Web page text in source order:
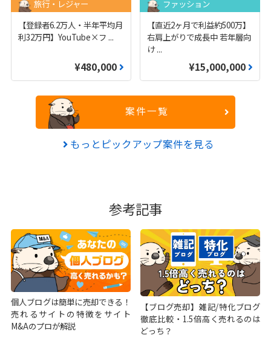
旅行・レジャー
【登録者6.2万人・半年平均月
利32万円】YouTube×フ ...
¥480,000
ファッション
【直近2ヶ月で利益約500万】
右肩上がりで成長中 若年層向
け...
¥15,000,000
案件一覧
もっとピックアップ案件を見る
参考記事
個人ブログは簡単に売却できる！
売れるサイトの特徴をサイト
M&Aのプロが解説
【ブログ売却】雑記/特化ブログ
徹底比較・1.5倍高く売れるのは
どっち？